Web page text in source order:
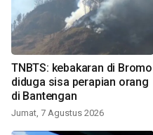
TNBTS: kebakaran di Bromo
diduga sisa perapian orang
di Bantengan
Jumat, 7 Agustus 2026